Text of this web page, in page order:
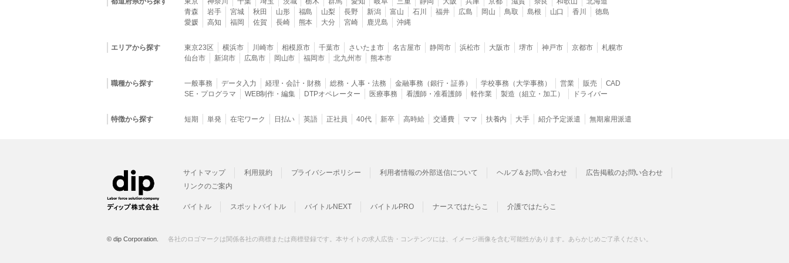
青森
岩手 宮城 秋田 山形 福島 山梨 長野 新潟 富山 石川 福井 広島 岡山 鳥取 島根 山口 香川
徳島
愛媛
高知 福岡 佐賀 長崎 熊本 大分 宮崎 鹿児島 沖縄
エリアから探す 東京23区 横浜市 川崎市 相模原市 千葉市 さいたま市 名古屋市 静岡市 浜松市 大阪市 堺市 神戸市 京都市
札幌市
仙台市
新潟市 広島市 岡山市 福岡市 北九州市 熊本市
職種から探す 一般事務 データ入力 経理・会計・財務 総務・人事・法務 金融事務（銀行・証券） 学校事務（大学事務） 営業 販売
CAD
SE・プログラマ
WEB制作・編集 DTPオペレーター 医療事務 看護師・准看護師 軽作業 製造（組立・加工） ドライバー
特徴から探す 短期 単発 在宅ワーク 日払い 英語 正社員 40代 新卒 高時給 交通費 ママ 扶養内 大手 紹介予定派遣 無期雇用派遣
サイトマップ 利用規約 プライバシーポリシー 利用者情報の外部送信について ヘルプ＆お問い合わせ
広告掲載のお問い合わせ
リンクのご案内
バイトル スポットバイトル バイトルNEXT バイトルPRO ナースではたらこ 介護ではたらこ
© dip Corporation. 各社のロゴマークは関係各社の商標または商標登録です。本サイトの求人広告・コンテンツには、イメージ画像を含む可能性があります。あらかじめご了承ください。